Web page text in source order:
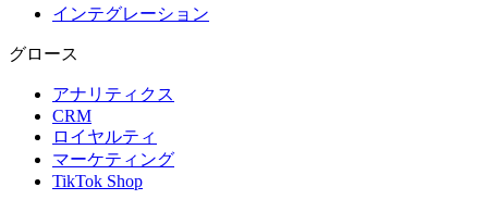
インテグレーション
グロース
アナリティクス
CRM
ロイヤルティ
マーケティング
TikTok Shop